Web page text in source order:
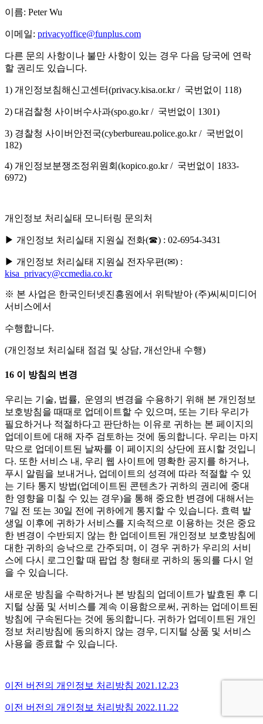
이름: Peter Wu
이메일: privacyoffice@funplus.com
다른 문의 사항이나 불만 사항이 있는 경우 다음 당국에 연락
할 권리도 있습니다.
1) 개인정보침해신고센터(privacy.kisa.or.kr / 국번없이 118)
2) 대검찰청 사이버수사과(spo.go.kr / 국번없이 1301)
3) 경찰청 사이버안전국(cyberbureau.police.go.kr / 국번없이
182)
4) 개인정보분쟁조정위원회(kopico.go.kr / 국번없이 1833-
6972)
개인정보 처리실태 모니터링 문의처
▶ 개인정보 처리실태 지원실 전화(☎) : 02-6954-3431
▶ 개인정보 처리실태 지원실 전자우편(✉) :
kisa_privacy@ccmedia.co.kr
※ 본 사업은 한국인터넷진흥원에서 위탁받아 (주)씨씨미디어
서비스에서
수행합니다.
(개인정보 처리실태 점검 및 상담, 개선안내 수행)
16 이 방침의 변경
우리는 기술, 법률, 운영의 변경을 수용하기 위해 본 개인정보
보호방침을 때때로 업데이트할 수 있으며, 또는 기타 우리가
필요하거나 적절하다고 판단하는 이유로 귀하는 본 페이지의
업데이트에 대해 자주 검토하는 것에 동의합니다. 우리는 마지
막으로 업데이트된 날짜를 이 페이지의 상단에 표시할 것입니
다. 또한 서비스 내, 우리 웹 사이트에 명확한 공지를 하거나,
푸시 알림을 보내거나, 업데이트의 성격에 따라 적절할 수 있
는 기타 통지 방법(업데이트된 콘텐츠가 귀하의 권리에 중대
한 영향을 미칠 수 있는 경우)을 통해 중요한 변경에 대해서는
7일 전 또는 30일 전에 귀하에게 통지할 수 있습니다. 효력 발
생일 이후에 귀하가 서비스를 지속적으로 이용하는 것은 중요
한 변경이 수반되지 않는 한 업데이트된 개인정보 보호방침에
대한 귀하의 승낙으로 간주되며, 이 경우 귀하가 우리의 서비
스에 다시 로그인할 때 팝업 창 형태로 귀하의 동의를 다시 얻
을 수 있습니다.
새로운 방침을 수락하거나 본 방침의 업데이트가 발효된 후 디
지털 상품 및 서비스를 계속 이용함으로써, 귀하는 업데이트된
방침에 구속된다는 것에 동의합니다. 귀하가 업데이트된 개인
정보 처리방침에 동의하지 않는 경우, 디지털 상품 및 서비스
사용을 종료할 수 있습니다.
이전 버전의 개인정보 처리방침 2021.12.23
이전 버전의 개인정보 처리방침 2022.11.22